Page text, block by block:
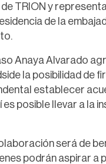
TRION y
de la
Anaya Alvarado
la posibilidad de
establecer
posible llevar a la
será de
podrán aspirar